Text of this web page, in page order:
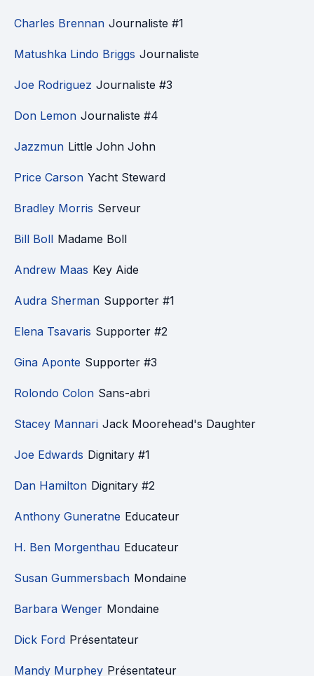
Charles Brennan Journaliste #1
Matushka Lindo Briggs Journaliste
Joe Rodriguez Journaliste #3
Don Lemon Journaliste #4
Jazzmun Little John John
Price Carson Yacht Steward
Bradley Morris Serveur
Bill Boll Madame Boll
Andrew Maas Key Aide
Audra Sherman Supporter #1
Elena Tsavaris Supporter #2
Gina Aponte Supporter #3
Rolondo Colon Sans-abri
Stacey Mannari Jack Moorehead's Daughter
Joe Edwards Dignitary #1
Dan Hamilton Dignitary #2
Anthony Guneratne Educateur
H. Ben Morgenthau Educateur
Susan Gummersbach Mondaine
Barbara Wenger Mondaine
Dick Ford Présentateur
Mandy Murphey Présentateur